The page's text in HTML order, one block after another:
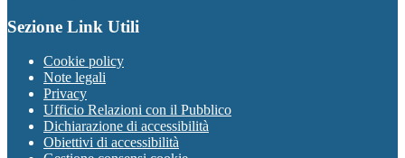
Sezione Link Utili
Cookie policy
Note legali
Privacy
Ufficio Relazioni con il Pubblico
Dichiarazione di accessibilità
Obiettivi di accessibilità